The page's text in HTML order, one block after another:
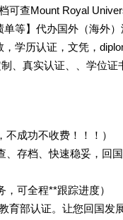
可查Mount Royal
等】代办国外（海外
学历认证，文凭，
、真实认证、、学位证
不成功不收费！！！）
存档、快速稳妥，回
，可全程**跟踪进度）
部认证。让您回国发